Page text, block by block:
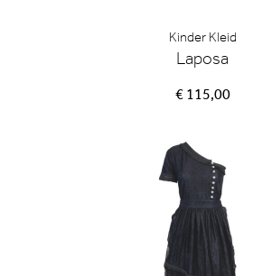
Kinder Kleid
Laposa
€ 115,00